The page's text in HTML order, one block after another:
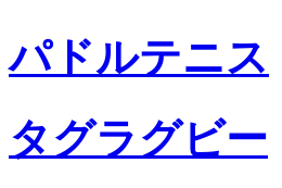
パドルテニス
タグラグビー